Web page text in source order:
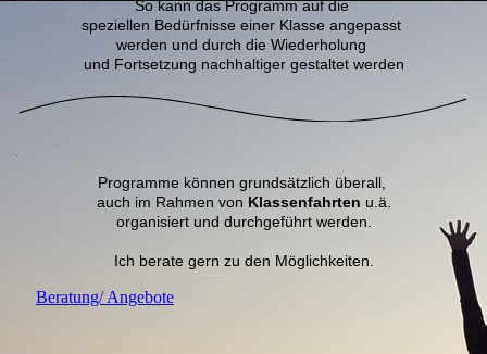
So kann das Programm auf die
speziellen Bedürfnisse einer Klasse angepasst
werden und durch die Wiederholung
und Fortsetzung nachhaltiger gestaltet werden
Programme können grundsätzlich überall,
auch im Rahmen von Klassenfahrten u.ä.
organisiert und durchgeführt werden.
Ich berate gern zu den Möglichkeiten.
Beratung/ Angebote